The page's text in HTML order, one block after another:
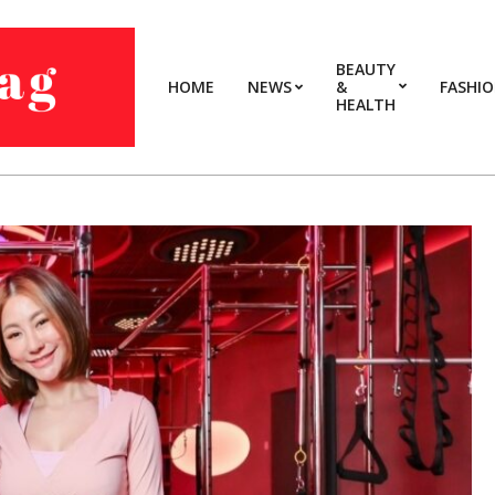
HOME NEWS
BEAUTY
&
HEALTH